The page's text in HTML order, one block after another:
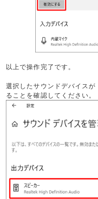
以上で操作完了です。
選択したサウンドデバイス
ることを確認してください。